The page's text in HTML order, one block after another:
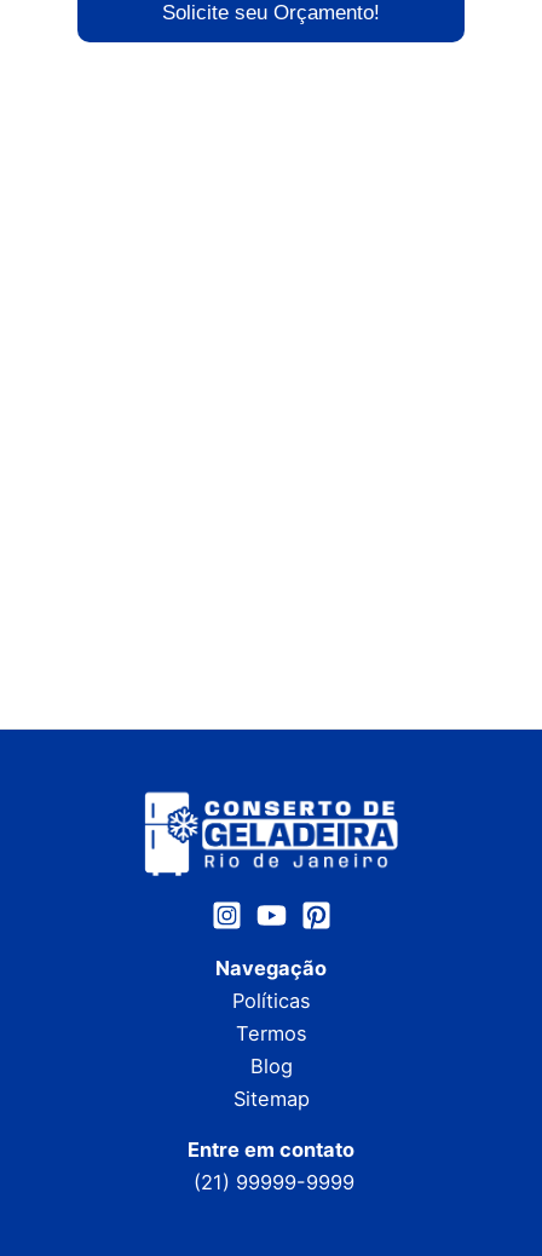
Solicite seu Orçamento!
Navegação
Políticas
Termos
Blog
Sitemap
Entre em contato
(21) 99999-9999